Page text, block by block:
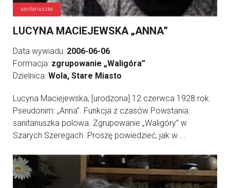
sanitariuszka
LUCYNA MACIEJEWSKA „ANNA”
Data wywiadu: 2006-06-06
Formacja: zgrupowanie „Waligóra”
Dzielnica: Wola, Stare Miasto
Lucyna Maciejewska, [urodzona] 12 czerwca 1928 rok.
Pseudonim: „Anna”. Funkcja z czasów Powstania:
sanitariuszka polowa. Zgrupowanie „Waligóry” w
Szarych Szeregach. Proszę powiedzieć, jak w ...